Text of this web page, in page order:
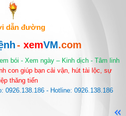
dẫn đường
- xemVM.com
bói - Xem ngày – Kinh dịch - Tâm linh
con giúp bạn cải vận, hút tài lộc, sự
thăng tiến
- Hotline: 0926.138.186